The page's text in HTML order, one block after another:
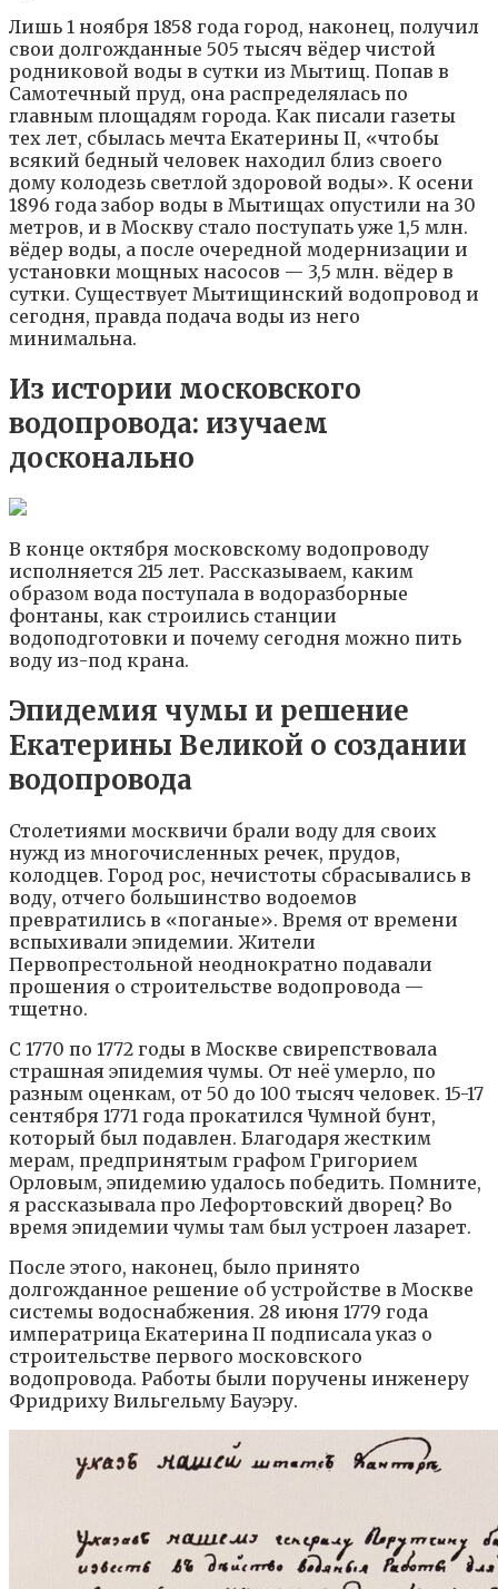
Лишь 1 ноября 1858 года город, наконец, получил
свои долгожданные 505 тысяч вёдер чистой
родниковой воды в сутки из Мытищ. Попав в
Самотечный пруд, она распределялась по
главным площадям города. Как писали газеты
тех лет, сбылась мечта Екатерины II, «чтобы
всякий бедный человек находил близ своего
дому колодезь светлой здоровой воды». К осени
1896 года забор воды в Мытищах опустили на 30
метров, и в Москву стало поступать уже 1,5 млн.
вёдер воды, а после очередной модернизации и
установки мощных насосов — 3,5 млн. вёдер в
сутки. Существует Мытищинский водопровод и
сегодня, правда подача воды из него
минимальна.
Из истории московского
водопровода: изучаем
досконально
В конце октября московскому водопроводу
исполняется 215 лет. Рассказываем, каким
образом вода поступала в водоразборные
фонтаны, как строились станции
водоподготовки и почему сегодня можно пить
воду из-под крана.
Эпидемия чумы и решение
Екатерины Великой о создании
водопровода
Столетиями москвичи брали воду для своих
нужд из многочисленных речек, прудов,
колодцев. Город рос, нечистоты сбрасывались в
воду, отчего большинство водоемов
превратились в «поганые». Время от времени
вспыхивали эпидемии. Жители
Первопрестольной неоднократно подавали
прошения о строительстве водопровода —
тщетно.
С 1770 по 1772 годы в Москве свирепствовала
страшная эпидемия чумы. От неё умерло, по
разным оценкам, от 50 до 100 тысяч человек. 15-17
сентября 1771 года прокатился Чумной бунт,
который был подавлен. Благодаря жестким
мерам, предпринятым графом Григорием
Орловым, эпидемию удалось победить. Помните,
я рассказывала про Лефортовский дворец? Во
время эпидемии чумы там был устроен лазарет.
После этого, наконец, было принято
долгожданное решение об устройстве в Москве
системы водоснабжения. 28 июня 1779 года
императрица Екатерина II подписала указ о
строительстве первого московского
водопровода. Работы были поручены инженеру
Фридриху Вильгельму Бауэру.